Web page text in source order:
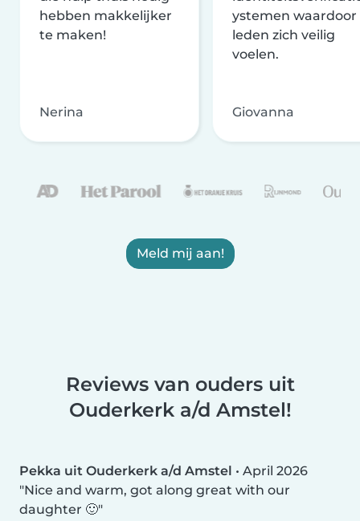
hebben makkelijker
te maken!
Nerina
ystemen waardoor
leden zich veilig
voelen.
Giovanna
Meld mij aan!
Reviews van ouders uit
Ouderkerk a/d Amstel!
Pekka uit Ouderkerk a/d Amstel • April 2026
Nice and warm, got along great with our
daughter 🙂